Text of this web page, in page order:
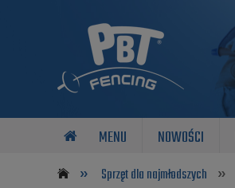
MENU NOWOŚCI
» Sprzęt dla najmłodszych »